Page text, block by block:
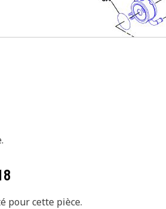
pour cette pièce.